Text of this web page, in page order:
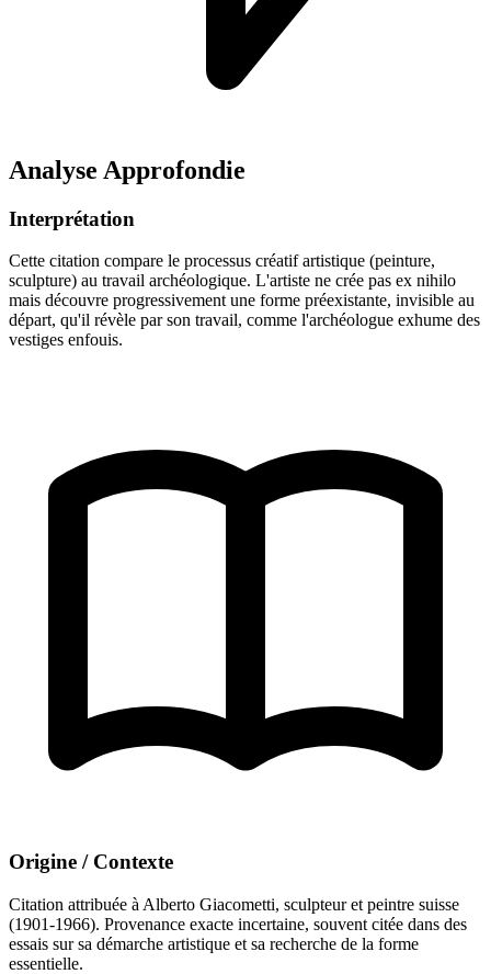
Analyse Approfondie
Interprétation
Cette citation compare le processus créatif artistique (peinture,
sculpture) au travail archéologique. L'artiste ne crée pas ex nihilo
mais découvre progressivement une forme préexistante, invisible au
départ, qu'il révèle par son travail, comme l'archéologue exhume des
vestiges enfouis.
Origine / Contexte
Citation attribuée à Alberto Giacometti, sculpteur et peintre suisse
(1901-1966). Provenance exacte incertaine, souvent citée dans des
essais sur sa démarche artistique et sa recherche de la forme
essentielle.